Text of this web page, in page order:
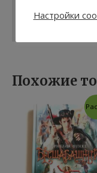
Похожие
Настройки